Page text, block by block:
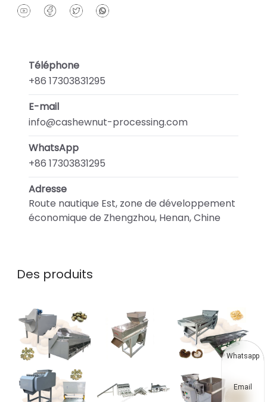
Téléphone
+86 17303831295
E-mail
info@cashewnut-processing.com
WhatsApp
+86 17303831295
Adresse
Route nautique Est, zone de développement
économique de Zhengzhou, Henan, Chine
Des produits
Whatsapp
Email